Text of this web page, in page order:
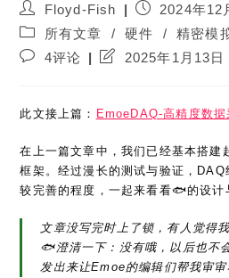
Post
author:
Floyd-Fish
Post
published:
2024年12
Post
category:
所有文章 / 硬件 / 精密模
Post4评论
Post2025年1月13日
此文接上篇： EmoeDAQ-高精度数据
在上一篇文章中，我们已经基本搭建
框架。经过漫长的测试与验证，
较完善的程度，一起来看看🐟的设计
文章没写完时上了锁，有人觉得
🐟澄清一下：没有哦，以后也不
发出来让Emoe的编辑们帮我审审